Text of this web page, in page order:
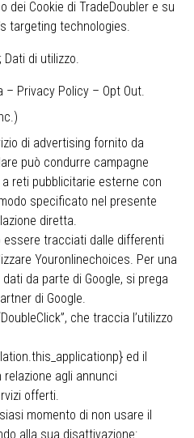
dei Cookie di TradeDoubler e su
targeting technologies.
Dati di utilizzo.
– Privacy Policy – Opt Out.
di advertising fornito da
può condurre campagne
reti pubblicitarie esterne con
specificato nel presente
diretta.
essere tracciati dalle differenti
Youronlinechoices. Per una
da parte di Google, si prega
di Google.
che traccia l’utilizzo
ed il
relazione agli annunci
offerti.
momento di non usare il
alla sua disattivazione: